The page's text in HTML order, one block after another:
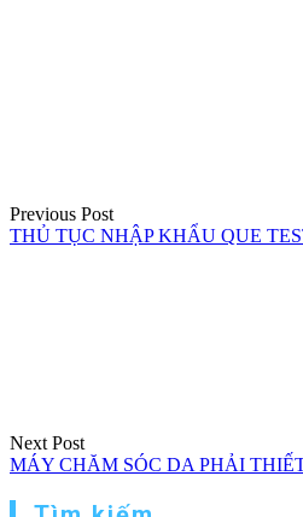
Previous Post
THỦ TỤC NHẬP KHẨU QUE
Next Post
MÁY CHĂM SÓC DA PHẢI